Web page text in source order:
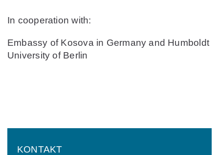
In cooperation with:
Embassy of Kosova in Germany and Humboldt
University of Berlin
KONTAKT